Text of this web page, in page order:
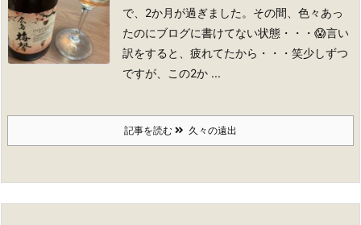
で、2か月が過ぎました。 その間、色々あっ
たのにブログに書けてない状態・・・😱言い
訳をすると、疲れてたから・・・笑少しずつ
ですが、この2か ...
記事を読む 久々の遠出